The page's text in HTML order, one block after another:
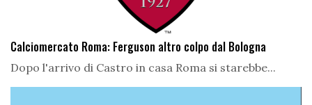
Calciomercato Roma: Ferguson altro colpo dal Bologna
Dopo l'arrivo di Castro in casa Roma si starebbe...